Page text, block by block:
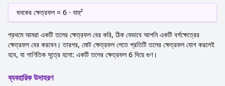
ঘনকের ক্ষেত্রফল = 6 · বাহু²
প্রথমে আমরা একটি তলের ক্ষেত্রফল বের করি, ঠিক যেভাবে আপনি একটি বর্গক্ষেত্রের
ক্ষেত্রফল বের করবেন। তারপর, মোট ক্ষেত্রফল পেতে প্রতিটি তলের ক্ষেত্রফল যোগ করলেই
হবে, যা গাণিতিক সূত্রে হলো: একটি তলের ক্ষেত্রফল 6 দিয়ে গুণ।
ব্যবহারিক উদাহরণ